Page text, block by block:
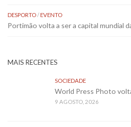
DESPORTO/EVENTO
Portimão volta a ser a capital mundial
MAIS RECENTES
SOCIEDADE
World Press Photo
9 AGOSTO, 2026